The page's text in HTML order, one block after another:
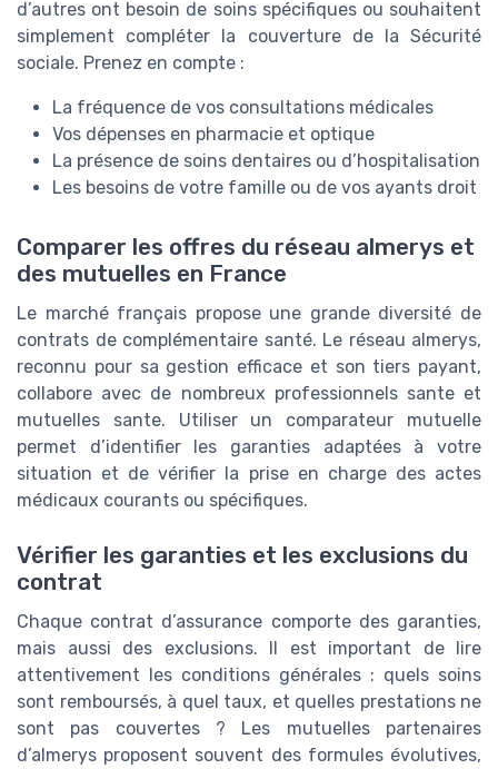
d’autres ont besoin de soins spécifiques ou souhaitent
simplement compléter la couverture de la Sécurité
sociale. Prenez en compte :
La fréquence de vos consultations médicales
Vos dépenses en pharmacie et optique
La présence de soins dentaires ou d’hospitalisation
Les besoins de votre famille ou de vos ayants droit
Comparer les offres du réseau almerys et
des mutuelles en France
Le marché français propose une grande diversité de
contrats de complémentaire santé. Le réseau almerys,
reconnu pour sa gestion efficace et son tiers payant,
collabore avec de nombreux professionnels sante et
mutuelles sante. Utiliser un comparateur mutuelle
permet d’identifier les garanties adaptées à votre
situation et de vérifier la prise en charge des actes
médicaux courants ou spécifiques.
Vérifier les garanties et les exclusions du
contrat
Chaque contrat d’assurance comporte des garanties,
mais aussi des exclusions. Il est important de lire
attentivement les conditions générales : quels soins
sont remboursés, à quel taux, et quelles prestations ne
sont pas couvertes ? Les mutuelles partenaires
d’almerys proposent souvent des formules évolutives,